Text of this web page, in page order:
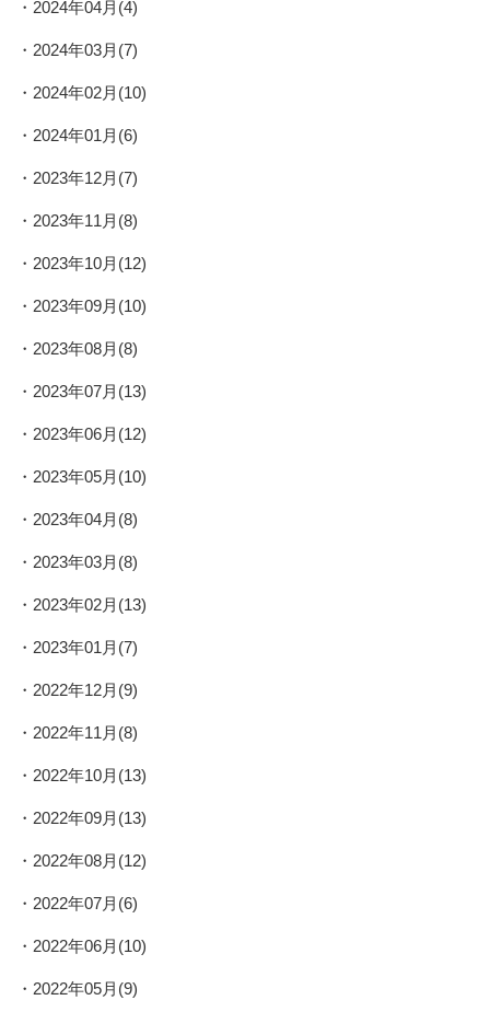
2024年04月(4)
2024年03月(7)
2024年02月(10)
2024年01月(6)
2023年12月(7)
2023年11月(8)
2023年10月(12)
2023年09月(10)
2023年08月(8)
2023年07月(13)
2023年06月(12)
2023年05月(10)
2023年04月(8)
2023年03月(8)
2023年02月(13)
2023年01月(7)
2022年12月(9)
2022年11月(8)
2022年10月(13)
2022年09月(13)
2022年08月(12)
2022年07月(6)
2022年06月(10)
2022年05月(9)